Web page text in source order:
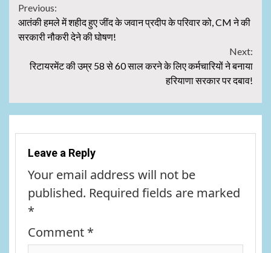
Continue
Reading
Previous:
आतंकी हमले में शहीद हुए जींद के जवान प्रदीप के परिवार को, CM ने की
सरकारी नौकरी देने की घोषण!
Next:
रिटायरमेंट की उम्र 58 से 60 साल करने के लिए कर्मचारियों ने बनाया
हरियाणा सरकार पर दबाव!
Leave a Reply
Your email address will not be
published. Required fields are marked
*
Comment *